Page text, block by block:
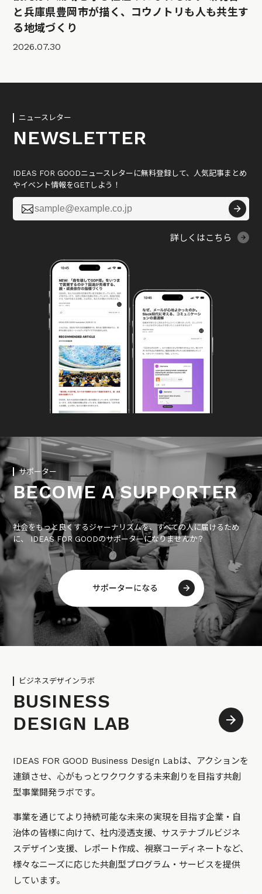
と兵庫県豊岡市が描く、コウノトリも人も共生す
る地域づくり
2026.07.30
ニュースレター
NEWSLETTER
IDEAS FOR GOODニュースレターに無料登録して、人気記事まとめ
やイベント情報をGETしよう！

詳しくはこちら
サポーター
BECOME A SUPPORTER
社会をもっと良くするジャーナリズムを、すべての人に届けるため
に、 IDEAS FOR GOODのサポーターになりませんか？
サポーターになる
ビジネスデザインラボ
BUSINESS
DESIGN LAB
IDEAS FOR GOOD Business Design Labは、アクションを
連鎖させ、心がもっとワクワクする未来創りを目指す共創
型事業開発ラボです。
事業を通じてより持続可能な未来の実現を目指す企業・自
治体の皆様に向けて、社内浸透支援、サステナブルビジネ
スデザイン支援、レポート作成、視察コーディネートなど、
様々なニーズに応じた共創型プログラム・サービスを提供
しています。